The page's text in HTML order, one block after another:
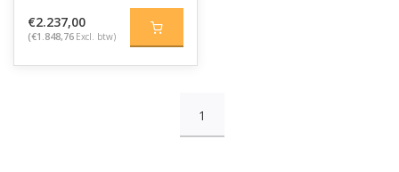
€2.237,00
(€1.848,76 Excl. btw)
1